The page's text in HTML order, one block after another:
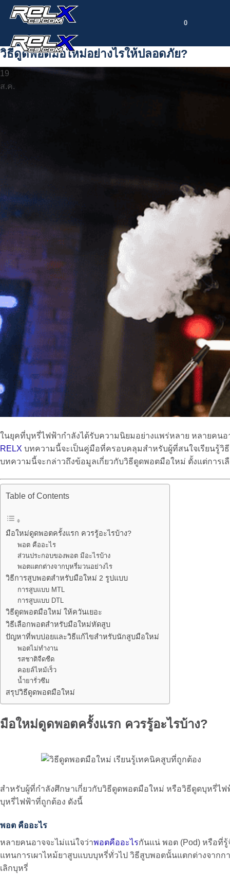
ข้าม
เนื้อหา
0
วิธีดูดพอตมือใหม่อย่างไรให้ปลอดภัย?
19
ส.ค.
ในยุคที่บุหรี่ไฟฟ้ากำลังได้รับความนิยมอย่างแพร่หลาย หลายคน
RELX บทความนี้จะเป็นคู่มือที่ครอบคลุมสำหรับผู้ที่สนใจเรียนรู้วิ
บทความนี้จะกล่าวถึงข้อมูลเกี่ยวกับวิธีดูดพอตมือใหม่ ตั้งแต่การ
Table of Contents
มือใหม่ดูดพอตครั้งแรก ควรรู้อะไรบ้าง?
พอต คืออะไร
ส่วนประกอบของพอต มีอะไรบ้าง
พอตแตกต่างจากบุหรี่มวนอย่างไร
วิธีการสูบพอตสำหรับมือใหม่ 2 รูปแบบ
การสูบแบบ MTL
การสูบแบบ DTL
วิธีดูดพอตมือใหม่ ให้ควันเยอะ
วิธีเลือกพอตสำหรับมือใหม่หัดสูบ
ปัญหาที่พบบ่อยและวิธีแก้ไขสำหรับนักสูบมือใหม่
พอตไม่ทำงาน
รสชาติจืดชืด
คอยล์ไหม้เร็ว
น้ำยารั่วซึม
สรุปวิธีดูดพอตมือใหม่
มือใหม่ดูดพอตครั้งแรก ควรรู้อะไรบ้าง?
สำหรับผู้ที่กำลังศึกษาเกี่ยวกับวิธีดูดพอตมือใหม่ หรือวิธีดูดบุหรี่ไฟ
บุหรี่ไฟฟ้าที่ถูกต้อง ดังนี้
พอต คืออะไร
หลายคนอาจจะไม่แน่ใจว่าพอตคืออะไรกันแน่ พอต (Pod) หรือที่
แทนการเผาไหม้ยาสูบแบบบุหรี่ทั่วไป วิธีสูบพอตนั้นแตกต่างจากก
เลิกบุหรี่